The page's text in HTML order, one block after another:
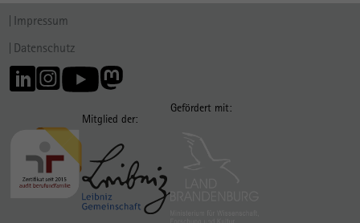
Impressum
Datenschutz
Mitglied der:
Gefördert mit: